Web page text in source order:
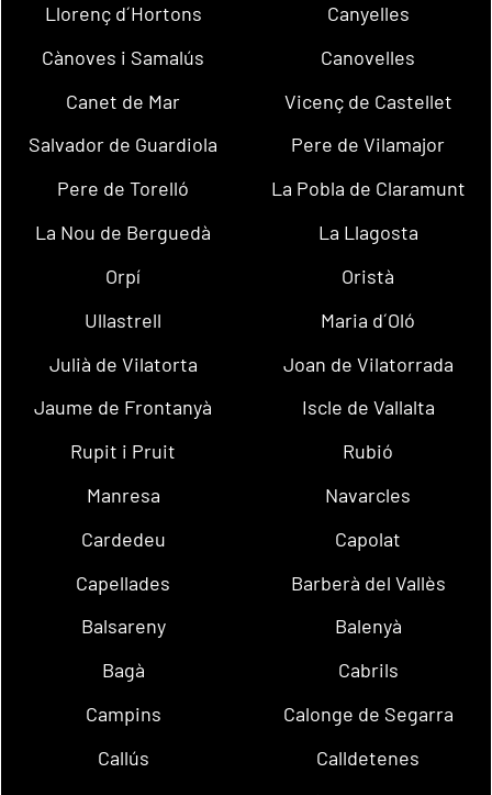
Llorenç d´Hortons
Canyelles
Cànoves i Samalús
Canovelles
Canet de Mar
Vicenç de Castellet
Salvador de Guardiola
Pere de Vilamajor
Pere de Torelló
La Pobla de Claramunt
La Nou de Berguedà
La Llagosta
Orpí
Oristà
Ullastrell
Maria d´Oló
Julià de Vilatorta
Joan de Vilatorrada
Jaume de Frontanyà
Iscle de Vallalta
Rupit i Pruit
Rubió
Manresa
Navarcles
Cardedeu
Capolat
Capellades
Barberà del Vallès
Balsareny
Balenyà
Bagà
Cabrils
Campins
Calonge de Segarra
Callús
Calldetenes